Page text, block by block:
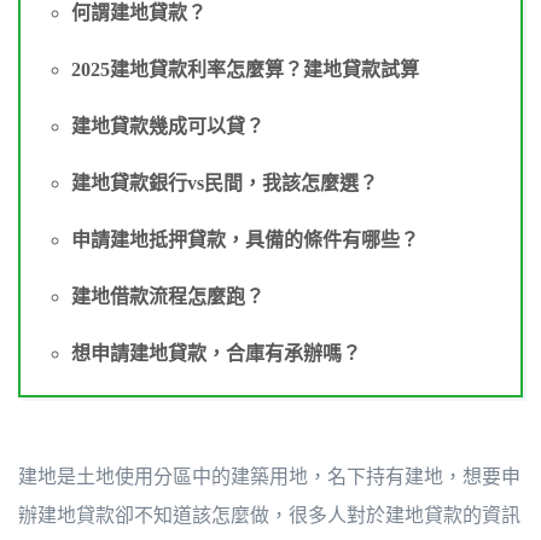
何謂建地貸款？
2025建地貸款利率怎麼算？建地貸款試算
建地貸款幾成可以貸？
建地貸款銀行vs民間，我該怎麼選？
申請建地抵押貸款，具備的條件有哪些？
建地借款流程怎麼跑？
想申請建地貸款，合庫有承辦嗎？
建地是土地使用分區中的建築用地，名下持有建地，想要申
辦建地貸款卻不知道該怎麼做，很多人對於建地貸款的資訊